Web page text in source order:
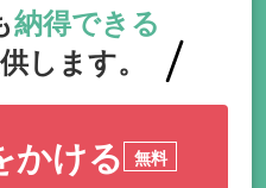
納得できる
します。
かける 無料